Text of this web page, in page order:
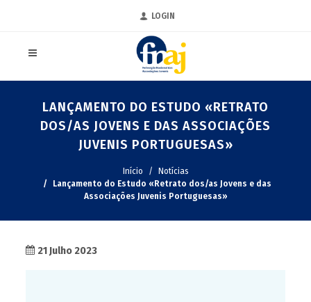
LOGIN
LANÇAMENTO DO ESTUDO «RETRATO
DOS/AS JOVENS E DAS ASSOCIAÇÕES
JUVENIS PORTUGUESAS»
Início
Notícias
Lançamento do Estudo «Retrato dos/as Jovens e das
Associações Juvenis Portuguesas»
21 Julho 2023